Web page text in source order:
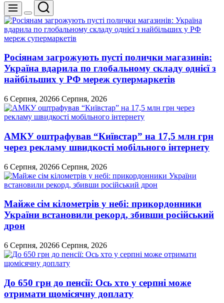
Меню
Перемикач
кольорового
режиму
Пошук
Росіянам загрожують пусті полички магазинів:
Україна вдарила по глобальному складу однієї з
найбільших у РФ мереж супермаркетів
6 Серпня, 20266 Серпня, 2026
АМКУ оштрафував “Київстар” на 17,5 млн грн
через рекламу швидкості мобільного інтернету
6 Серпня, 20266 Серпня, 2026
Майже сім кілометрів у небі: прикордонники
України встановили рекорд, збивши російський
дрон
6 Серпня, 20266 Серпня, 2026
До 650 грн до пенсії: Ось хто у серпні може
отримати щомісячну доплату